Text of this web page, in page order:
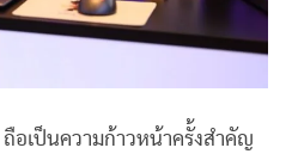
ถือเป็นความก้าวหน้าครั้งสำคัญ